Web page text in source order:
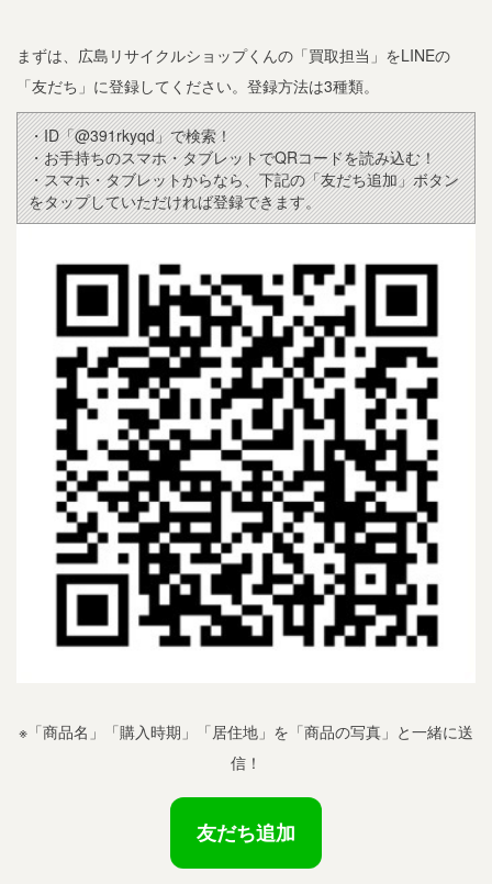
まずは、広島リサイクルショップくんの「買取担当」をLINEの
「友だち」に登録してください。登録方法は3種類。
・ID「@391rkyqd」で検索！
・お手持ちのスマホ・タブレットでQRコードを読み込む！
・スマホ・タブレットからなら、下記の「友だち追加」ボタン
をタップしていただければ登録できます。
※「商品名」「購入時期」「居住地」を「商品の写真」と一緒に送
信！
友だち追加